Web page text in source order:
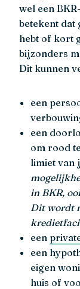
wel een
betekent dat
hebt of kort
bijzonders
Dit kunnen
een
een
om rood
limiet van
in BKR,
Dit wordt
een
een
eigen
huis of